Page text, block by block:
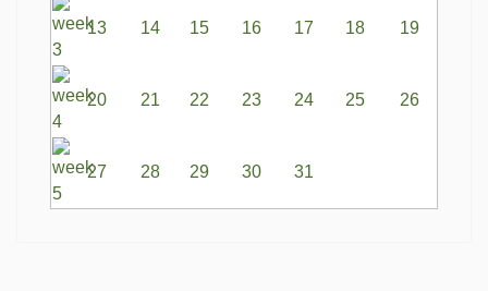
13 14 15 16 17 18 19
20 21 22 23 24 25 26
27 28 29 30 31